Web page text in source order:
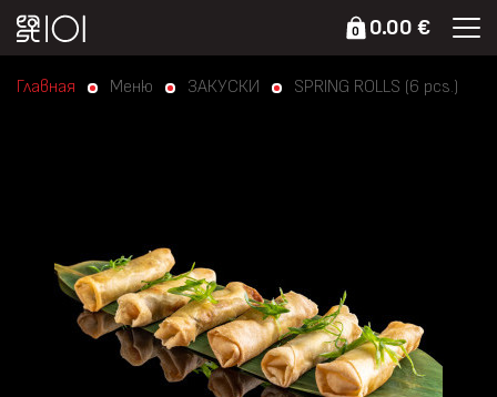
0 0.00 €
Главная Меню ЗАКУСКИ SPRING ROLLS (6 pcs.)